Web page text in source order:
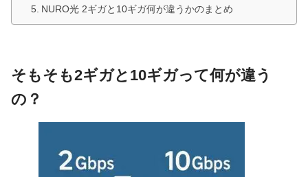
NURO光 2ギガと10ギガ何が違うかのまとめ
そもそも2ギガと10ギガって何が違う
の？